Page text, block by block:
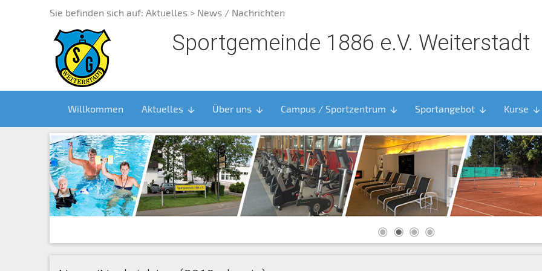
Sie befinden sich auf: Aktuelles > News / Nachrichten
Sportgemeinde 1886 e.V. Weiterstadt
Willkommen Aktuelles arrow_downward Über uns arrow_downward Campus / Sportzentrum arrow_downward Sportangebot arrow_downward Kurse arrow_downward